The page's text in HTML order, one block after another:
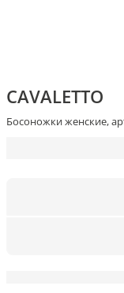
CAVALETTO
Босоножки женские,